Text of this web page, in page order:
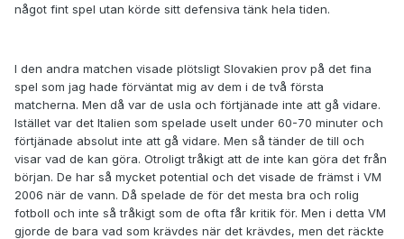
något fint spel utan körde sitt defensiva tänk hela tiden.
I den andra matchen visade plötsligt Slovakien prov på det fina
spel som jag hade förväntat mig av dem i de två första
matcherna. Men då var de usla och förtjänade inte att gå vidare.
Istället var det Italien som spelade uselt under 60-70 minuter och
förtjänade absolut inte att gå vidare. Men så tänder de till och
visar vad de kan göra. Otroligt tråkigt att de inte kan göra det från
början. De har så mycket potential och det visade de främst i VM
2006 när de vann. Då spelade de för det mesta bra och rolig
fotboll och inte så tråkigt som de ofta får kritik för. Men i detta VM
gjorde de bara vad som krävdes när det krävdes, men det räckte